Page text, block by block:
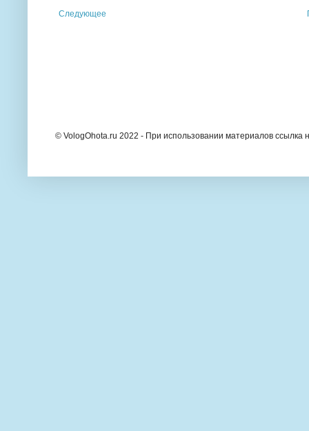
Следующее
© VologOhota.ru 2022 - При использовании материалов ссылка